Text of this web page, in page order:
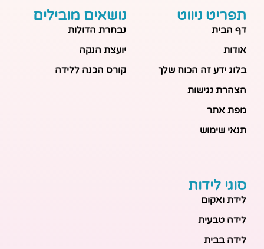
תפריט ניווט
דף הבית
אודות
בלוג ידע זה הכוח שלך
הצהרת נגישות
מפת אתר
תנאי שימוש
נושאים מובילים
נבחרת הדולות
יועצת הנקה
קורס הכנה ללידה
סוגי לידות
לידת ואקום
לידה טבעית
לידה בבית